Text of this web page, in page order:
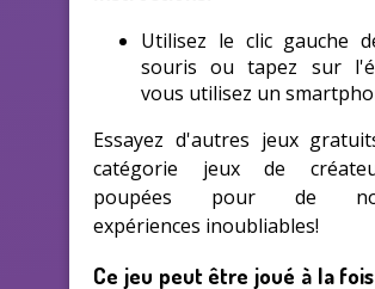
Utilisez le clic gauche
souris ou tapez sur
vous utilisez un
Essayez d'autres jeux
catégorie jeux de
poupées pour de
expériences inoubliables!
Ce jeu peut être joué à la